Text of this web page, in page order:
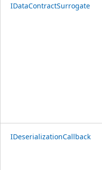
IDataContractSurrogate
IDeserializationCallback